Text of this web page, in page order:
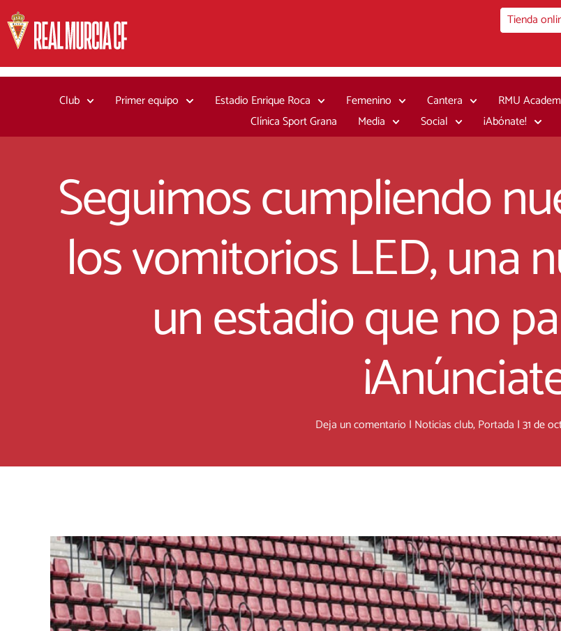
al
contenido
Tienda
Club Primer equipo Estadio Enrique Roca Femenino Cantera RMU
Clínica Sport Grana
Media Social ¡Abónate!
Seguimos cumpliendo
los vomitorios LED, una
un estadio que no
Deja un comentario | Noticias club,Portada |31 de